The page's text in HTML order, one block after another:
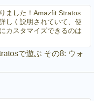
ました！Amazfit Stratos
しく説明されていて、使
カスタマイズできるのは
で遊ぶ その8: ウォ